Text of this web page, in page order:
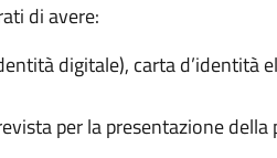
di avere:
digitale), carta d’identità
per la presentazione della